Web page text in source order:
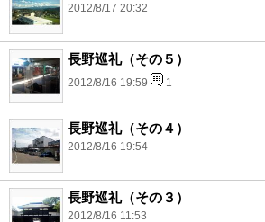
2012/8/17 20:32
長野巡礼（その５）
2012/8/16 19:59 1
長野巡礼（その４）
2012/8/16 19:54
長野巡礼（その３）
2012/8/16 11:53